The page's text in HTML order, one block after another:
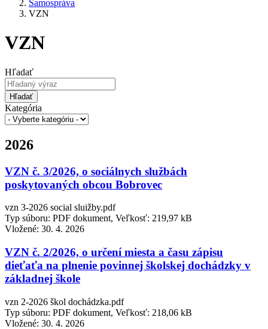
Samospráva
VZN
VZN
Hľadať
Hľadať
Kategória
2026
VZN č. 3/2026, o sociálnych službách
poskytovaných obcou Bobrovec
vzn 3-2026 social sluižby.pdf
Typ súboru: PDF dokument, Veľkosť: 219,97 kB
Vložené: 30. 4. 2026
VZN č. 2/2026, o určení miesta a času zápisu
dieťaťa na plnenie povinnej školskej dochádzky v
základnej škole
vzn 2-2026 škol dochádzka.pdf
Typ súboru: PDF dokument, Veľkosť: 218,06 kB
Vložené: 30. 4. 2026